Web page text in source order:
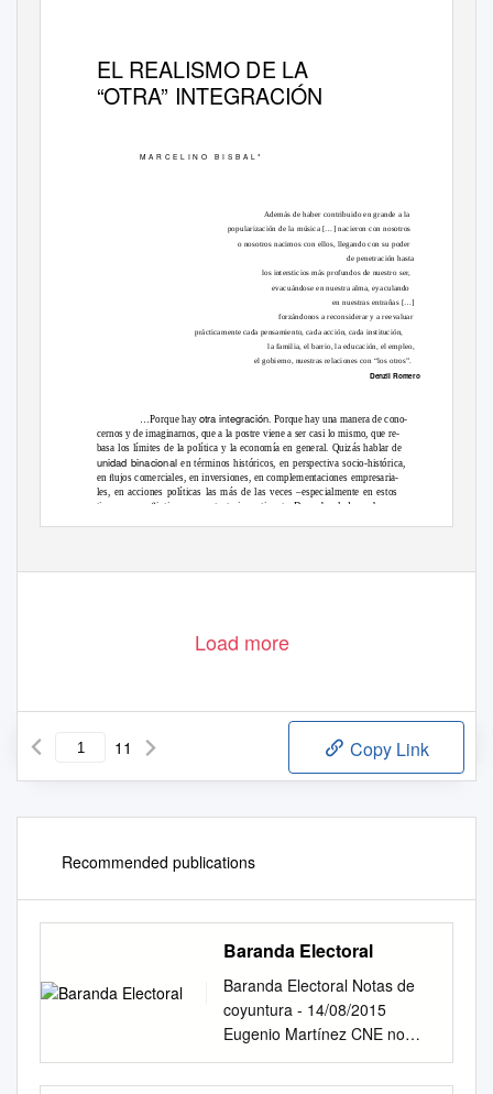
EL REALISMO DE LA
“OTRA” INTEGRACIÓN
M A R C E L I N O B I S B A L *
Además de haber contribuido en grande a la
popularización de la música […] nacieron con nosotros
o nosotros nacimos con ellos, llegando con su poder
de penetración hasta
los intersticios más profundos de nuestro ser,
evacuándose en nuestra alma, eyaculando
en nuestras entrañas […]
forzándonos a reconsiderar y a reevaluar
prácticamente cada pensamiento, cada acción, cada institución,
la familia, el barrio, la educación, el empleo,
el gobierno, nuestras relaciones con “los otros”.
Denzil Romero
…Porque hayotra integración. Porque hay una manera de cono-
cernos y de imaginarnos, que a la postre viene a ser casi lo mismo, que re-
basa los límites de la política y la economía en general. Quizás hablar de
unidad binacionalen términos históricos, en perspectiva socio-histórica,
en ﬂujos comerciales, en inversiones, en complementaciones empresaria-
les, en acciones políticas las más de las veces –especialmente en estos
tiempos– conﬂictivas sea un tanto impertinente. De ambos lados se hacen
2 4 1
Load more
11 Copy Link
Recommended publications
Baranda Electoral
Baranda Electoral Notas de
coyuntura - 14/08/2015
Eugenio Martínez CNE no
exige que candida- The CNE
does not require Redacción